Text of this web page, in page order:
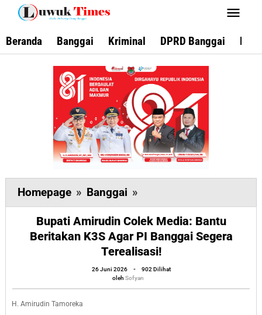
Lewati
konten
Beranda Banggai Kriminal DPRD Banggai
Homepage » Banggai »
Amirudin
Colek
Media:
Bantu
Beritakan
K3S
Bupati Amirudin Colek Media: Bantu
Beritakan K3S Agar PI Banggai Segera
Terealisasi!
26 Juni 2026
oleh
Sofyan
-
902 Dilihat
oleh Sofyan
H. Amirudin Tamoreka